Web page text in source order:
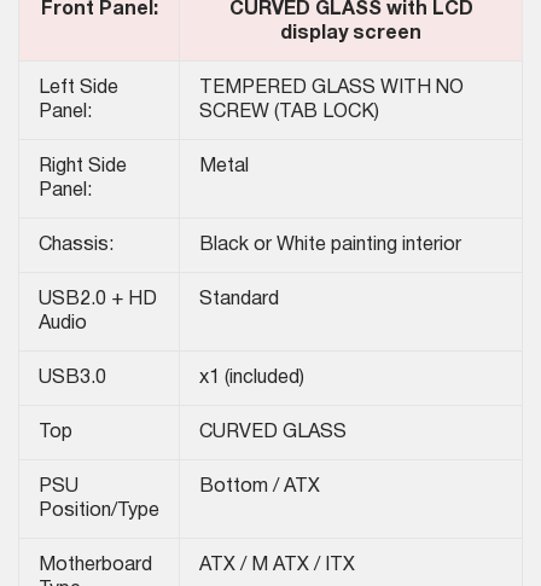
Front Panel:
CURVED GLASS with LCD
display screen
Left Side
Panel:
TEMPERED GLASS WITH NO
SCREW (TAB LOCK)
Right Side
Panel:
Metal
Chassis: Black or White painting interior
USB2.0 + HD
Audio
Standard
USB3.0 x1 (included)
Top CURVED GLASS
PSU
Position/Type
Bottom / ATX
Motherboard
ATX / M ATX / ITX